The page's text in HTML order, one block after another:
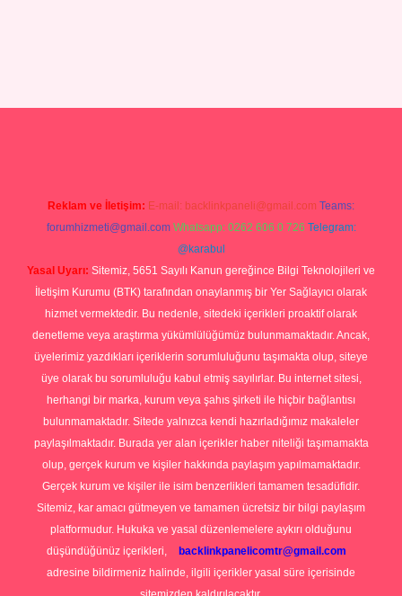
Reklam ve İletişim: E-mail: backlinkpaneli@gmail.com Teams:
forumhizmeti@gmail.com Whatsapp: 0262 606 0 726 Telegram:
@karabul
Yasal Uyarı: Sitemiz, 5651 Sayılı Kanun gereğince Bilgi Teknolojileri ve
İletişim Kurumu (BTK) tarafından onaylanmış bir Yer Sağlayıcı olarak
hizmet vermektedir. Bu nedenle, sitedeki içerikleri proaktif olarak
denetleme veya araştırma yükümlülüğümüz bulunmamaktadır. Ancak,
üyelerimiz yazdıkları içeriklerin sorumluluğunu taşımakta olup, siteye
üye olarak bu sorumluluğu kabul etmiş sayılırlar. Bu internet sitesi,
herhangi bir marka, kurum veya şahıs şirketi ile hiçbir bağlantısı
bulunmamaktadır. Sitede yalnızca kendi hazırladığımız makaleler
paylaşılmaktadır. Burada yer alan içerikler haber niteliği taşımamakta
olup, gerçek kurum ve kişiler hakkında paylaşım yapılmamaktadır.
Gerçek kurum ve kişiler ile isim benzerlikleri tamamen tesadüfidir.
Sitemiz, kar amacı gütmeyen ve tamamen ücretsiz bir bilgi paylaşım
platformudur. Hukuka ve yasal düzenlemelere aykırı olduğunu
düşündüğünüz içerikleri,
backlinkpanelicomtr@gmail.com
adresine bildirmeniz halinde, ilgili içerikler yasal süre içerisinde